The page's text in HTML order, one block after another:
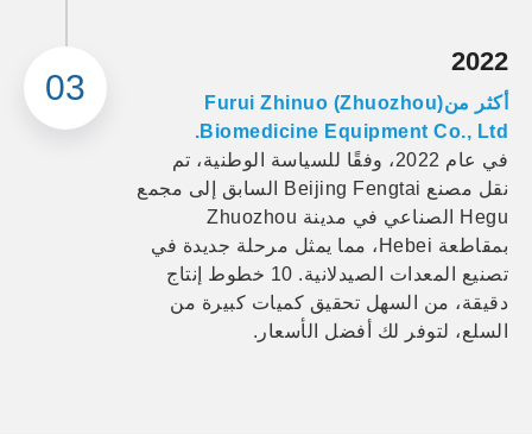
03
2022
أكثر منFurui Zhinuo (Zhuozhou)
Biomedicine Equipment Co., Ltd.
في عام 2022، وفقًا للسياسة الوطنية، تم
نقل مصنع Beijing Fengtai السابق إلى مجمع
Hegu الصناعي في مدينة Zhuozhou
بمقاطعة Hebei، مما يمثل مرحلة جديدة في
تصنيع المعدات الصيدلانية.​​​​​​​​ 10 خطوط إنتاج
دقيقة، من السهل تحقيق كميات كبيرة من
السلع، لتوفر لك أفضل الأسعار.